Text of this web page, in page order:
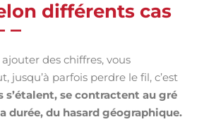
différents cas
des chiffres, vous
jusqu’à parfois perdre le fil, c’est
s’étalent, se contractent au gré
durée, du hasard géographique.